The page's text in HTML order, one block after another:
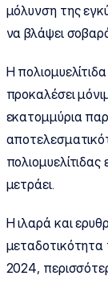
μόλυνση της
να βλάψει
Η
προκαλέσει
εκατομμύρια
πολιομυελίτιδας
μετράει.
Η ιλαρά και
μεταδοτικότητα
2024,